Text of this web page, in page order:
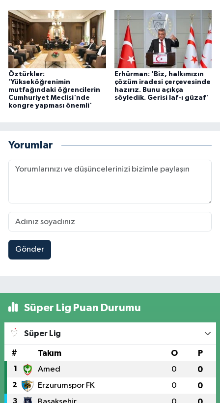
Öztürkler:
'Yükseköğrenimin
mutfağındaki öğrencilerin
Cumhuriyet Meclisi'nde
kongre yapması önemli'
Erhürman: 'Biz, halkımızın
çözüm iradesi çerçevesinde
hazırız. Bunu açıkça
söyledik. Gerisi laf-ı güzaf'
Yorumlar
Gönder
Süper Lig Puan Durumu
Süper Lig
# Takım O P
1 Amed 0 0
2 Erzurumspor FK 0 0
3